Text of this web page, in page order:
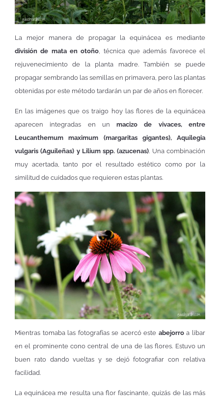
La mejor manera de propagar la equinácea es mediante
división de mata en otoño, técnica que además favorece el
rejuvenecimiento de la planta madre. También se puede
propagar sembrando las semillas en primavera, pero las plantas
obtenidas por este método tardarán un par de años en florecer.
En las imágenes que os traigo hoy las flores de la equinácea
aparecen integradas en unmacizo de vivaces, entre
Leucanthemum maximum (margaritas gigantes), Aquilegia
vulgaris (Aguileñas) y Lilium spp. (azucenas). Una combinación
muy acertada, tanto por el resultado estético como por la
similitud de cuidados que requieren estas plantas.
Mientras tomaba las fotografías se acercó este abejorroa libar
en el prominente cono central de una de las flores. Estuvo un
buen rato dando vueltas y se dejó fotografiar con relativa
facilidad.
La equinácea me resulta una flor fascinante, quizás de las más